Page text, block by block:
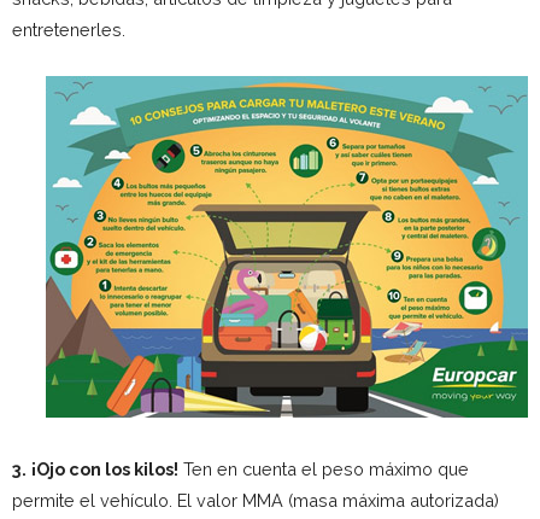
entretenerles.
3. ¡Ojo con los kilos! Ten en cuenta el peso máximo que
permite el vehículo. El valor MMA (masa máxima autorizada)